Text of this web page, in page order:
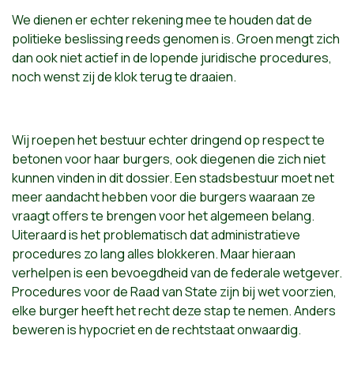
We dienen er echter rekening mee te houden dat de
politieke beslissing reeds genomen is. Groen mengt zich
dan ook niet actief in de lopende juridische procedures,
noch wenst zij de klok terug te draaien.
Wij roepen het bestuur echter dringend op respect te
betonen voor haar burgers, ook diegenen die zich niet
kunnen vinden in dit dossier. Een stadsbestuur moet net
meer aandacht hebben voor die burgers waaraan ze
vraagt offers te brengen voor het algemeen belang.
Uiteraard is het problematisch dat administratieve
procedures zo lang alles blokkeren. Maar hieraan
verhelpen is een bevoegdheid van de federale wetgever.
Procedures voor de Raad van State zijn bij wet voorzien,
elke burger heeft het recht deze stap te nemen. Anders
beweren is hypocriet en de rechtstaat onwaardig.